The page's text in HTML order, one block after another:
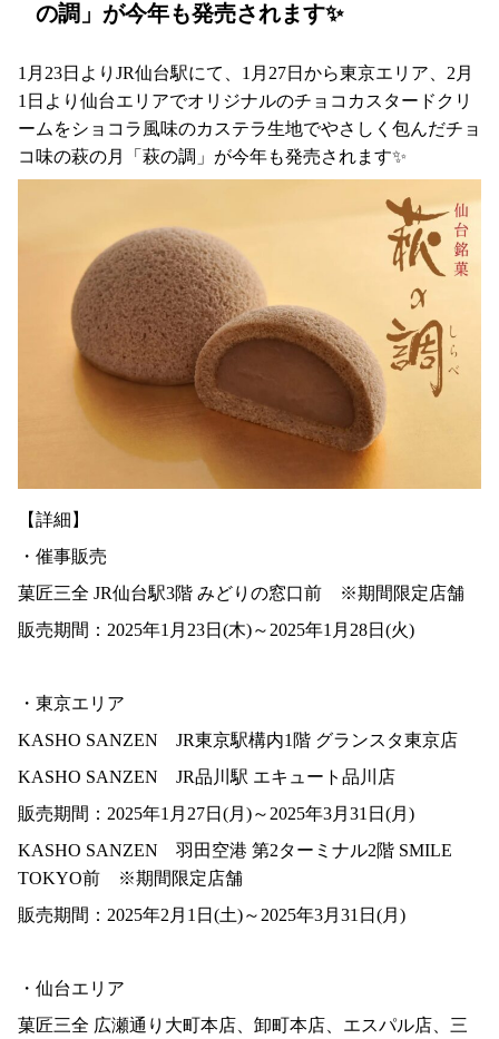
の調」が今年も発売されます✨
1月23日よりJR仙台駅にて、1月27日から東京エリア、2月
1日より仙台エリアでオリジナルのチョコカスタードクリ
ームをショコラ風味のカステラ生地でやさしく包んだチョ
コ味の萩の月「萩の調」が今年も発売されます✨
【詳細】
・催事販売
菓匠三全 JR仙台駅3階 みどりの窓口前 ※期間限定店舗
販売期間：2025年1月23日(木)～2025年1月28日(火)
・東京エリア
KASHO SANZEN JR東京駅構内1階 グランスタ東京店
KASHO SANZEN JR品川駅 エキュート品川店
販売期間：2025年1月27日(月)～2025年3月31日(月)
KASHO SANZEN 羽田空港 第2ターミナル2階 SMILE
TOKYO前 ※期間限定店舗
販売期間：2025年2月1日(土)～2025年3月31日(月)
・仙台エリア
菓匠三全 広瀬通り大町本店、卸町本店、エスパル店、三